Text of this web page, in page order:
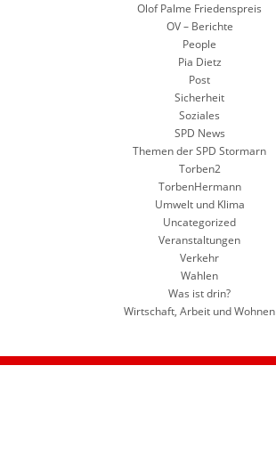
Olof Palme Friedenspreis
OV – Berichte
People
Pia Dietz
Post
Sicherheit
Soziales
SPD News
Themen der SPD Stormarn
Torben2
TorbenHermann
Umwelt und Klima
Uncategorized
Veranstaltungen
Verkehr
Wahlen
Was ist drin?
Wirtschaft, Arbeit und Wohnen